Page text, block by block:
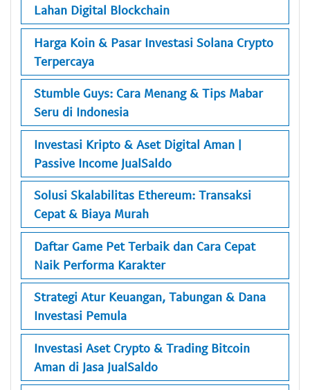
Lahan Digital Blockchain
Harga Koin & Pasar Investasi Solana Crypto
Terpercaya
Stumble Guys: Cara Menang & Tips Mabar
Seru di Indonesia
Investasi Kripto & Aset Digital Aman |
Passive Income JualSaldo
Solusi Skalabilitas Ethereum: Transaksi
Cepat & Biaya Murah
Daftar Game Pet Terbaik dan Cara Cepat
Naik Performa Karakter
Strategi Atur Keuangan, Tabungan & Dana
Investasi Pemula
Investasi Aset Crypto & Trading Bitcoin
Aman di Jasa JualSaldo